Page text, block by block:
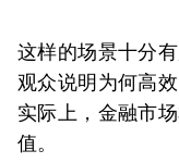
这样的场景十分
观众说明为何高
实际上，金融市
值。